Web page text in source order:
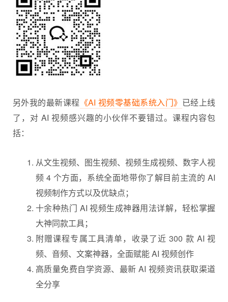
另外我的最新课程 《AI 视频零基础系统入门》 已经上线
了，对 AI 视频感兴趣的小伙伴不要错过。课程内容包
括：
从文生视频、图生视频、视频生成视频、数字人视
频 4 个方面，系统全面地带你了解目前主流的 AI
视频制作方式以及优缺点；
十余种热门 AI 视频生成神器用法详解，轻松掌握
大神同款工具；
附赠课程专属工具清单，收录了近 300 款 AI 视
频、音频、文案神器，全面赋能 AI 视频创作
高质量免费自学资源、最新 AI 视频资讯获取渠道
全分享